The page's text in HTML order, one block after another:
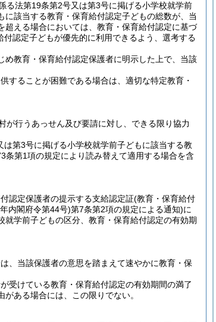
る法第19条第2号又は第3号に掲げる小学校就学前
該当する教育・保育給付認定子どもの総数が、当
える場合においては、教育・保育給付認定に基づ
認定子どもが優先的に利用できるよう、選考する
教育・保育給付認定保護者に明示した上で、当該
することが困難である場合は、適切な特定教育・
行うあっせん及び要請に対し、できる限り協力
は第3号に掲げる小学校就学前子どもに該当する教
条第1項の規定により読み替えて適用する場合を含
認定保護者の提示する支給認定証(教育・保育給付
内閣府令第44号)第7条第2項の規定による通知)に
学前子どもの区分、教育・保育給付認定の有効期
、当該保護者の意思を踏まえて速やかに教育・保
受けている教育・保育給付認定の有効期間の満了
ある場合には、この限りでない。